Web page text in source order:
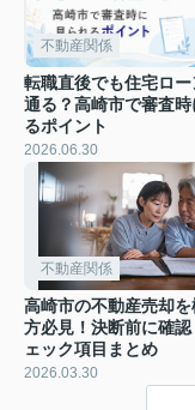
不動産関係
転職直後でも住宅ロ
通る？高崎市で審査
るポイント
2026.06.30
不動産関係
高崎市の不動産売却
方必見！決断前に確
ェック項目まとめ
2026.03.30